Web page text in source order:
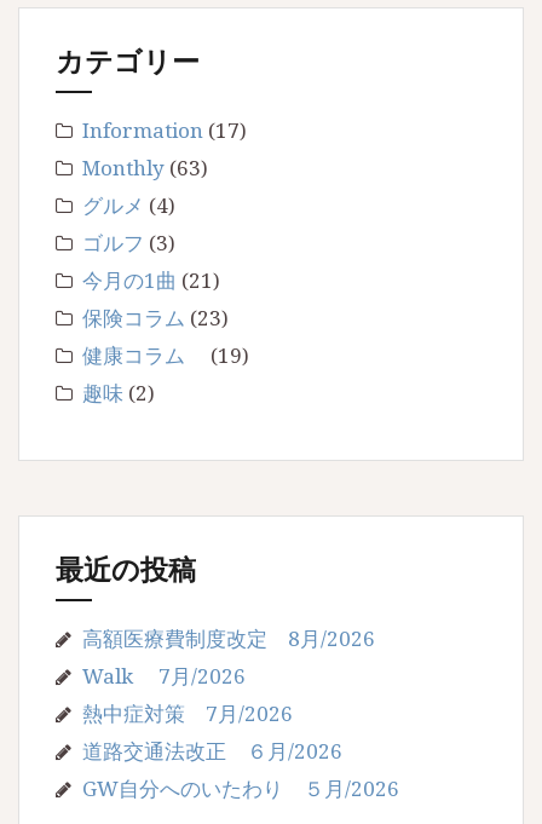
カテゴリー
Information (17)
Monthly (63)
グルメ (4)
ゴルフ (3)
今月の1曲 (21)
保険コラム (23)
健康コラム
(19)
趣味 (2)
最近の投稿
高額医療費制度改定 8月/2026
Walk 7月/2026
熱中症対策 7月/2026
道路交通法改正 ６月/2026
GW自分へのいたわり ５月/2026